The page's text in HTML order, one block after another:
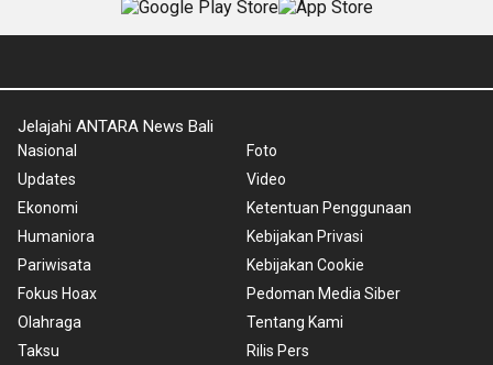
Jelajahi ANTARA News Bali
Nasional
Updates
Ekonomi
Humaniora
Pariwisata
Fokus Hoax
Olahraga
Taksu
Foto
Video
Ketentuan Penggunaan
Kebijakan Privasi
Kebijakan Cookie
Pedoman Media Siber
Tentang Kami
Rilis Pers